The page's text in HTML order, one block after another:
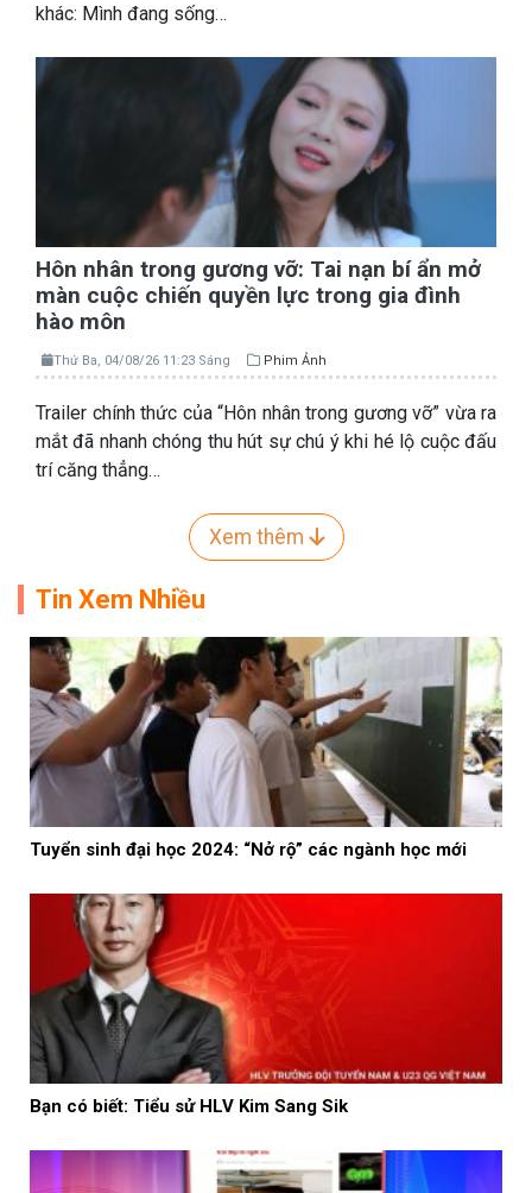
khác: Mình đang sống…
Hôn nhân trong gương vỡ: Tai nạn bí ẩn mở
màn cuộc chiến quyền lực trong gia đình
hào môn
Thứ Ba, 04/08/26 11:23 Sáng Phim Ảnh
Trailer chính thức của “Hôn nhân trong gương vỡ” vừa ra
mắt đã nhanh chóng thu hút sự chú ý khi hé lộ cuộc đấu
trí căng thẳng…
Xem thêm
Tin Xem Nhiều
Tuyển sinh đại học 2024: “Nở rộ” các ngành học mới
Bạn có biết: Tiểu sử HLV Kim Sang Sik